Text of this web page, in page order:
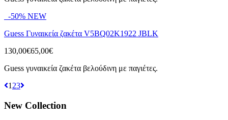
-50% NEW
Guess Γυναικεία ζακέτα V5BQ02K1922 JBLK
130,00€65,00€
Guess γυναικεία ζακέτα βελούδινη με παγιέτες.
1 23
New Collection